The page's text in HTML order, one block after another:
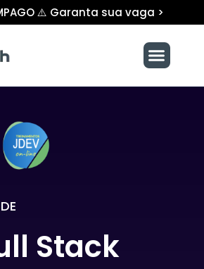
⚠️ Garanta sua vaga >
Menu
Stack